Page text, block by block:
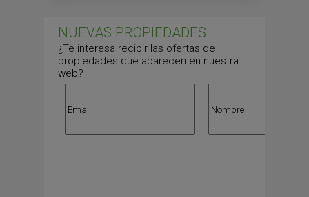
NUEVAS PROPIEDADES
¿Te interesa recibir las ofertas de
propiedades que aparecen en nuestra
web?